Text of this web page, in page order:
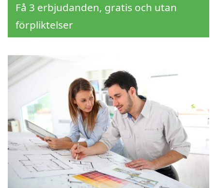
Få 3 erbjudanden, gratis och utan
förpliktelser